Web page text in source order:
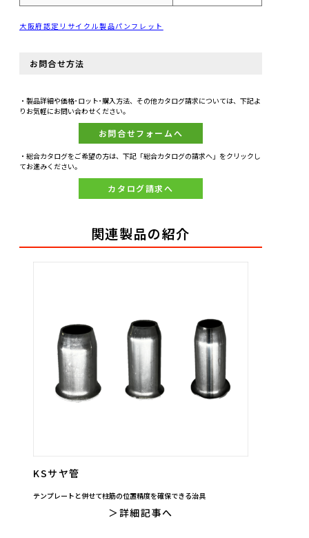
大阪府認定リサイクル製品パンフレット
お問合せ方法
・製品詳細や価格･ロット･購入方法、その他カタログ請求については、下記よ
りお気軽にお問い合わせください。
お問合せフォームへ
・総合カタログをご希望の方は、下記「総合カタログの請求へ」をクリックし
てお進みください。
カタログ請求へ
関連製品の紹介
KSサヤ管
テンプレートと併せて柱筋の位置精度を確保できる治具
詳細記事へ